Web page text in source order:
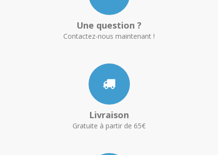
Une question ?
Contactez-nous maintenant !
Livraison
Gratuite à partir de 65€